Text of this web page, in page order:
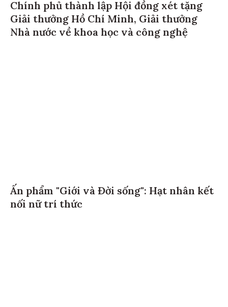
Chính phủ thành lập Hội đồng xét tặng
Giải thưởng Hồ Chí Minh, Giải thưởng
Nhà nước về khoa học và công nghệ
Ấn phẩm "Giới và Đời sống": Hạt nhân kết
nối nữ trí thức